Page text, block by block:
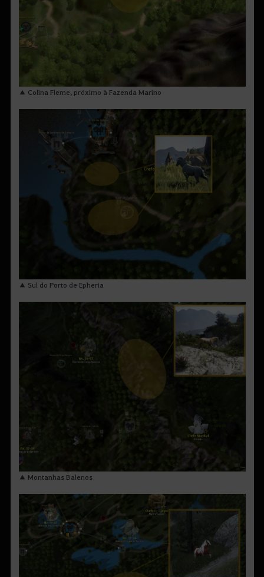
▲ Colina Fleme, próximo à Fazenda Marino
▲ Sul do Porto de Epheria
▲ Montanhas Balenos